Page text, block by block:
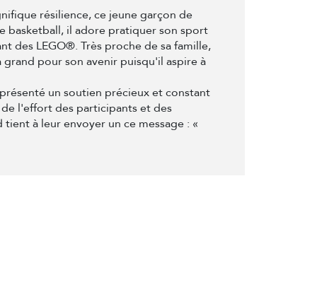
résilience, ce jeune garçon de
basketball, il adore pratiquer son sport
des LEGO®. Très proche de sa famille,
pour son avenir puisqu'il aspire à
un soutien précieux et constant
l'effort des participants et des
à leur envoyer un ce message : «